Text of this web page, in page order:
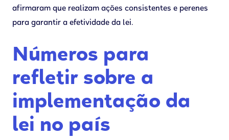
afirmaram que realizam ações consistentes e perenes
para garantir a efetividade da lei.
Números para
refletir sobre a
implementação da
lei no país